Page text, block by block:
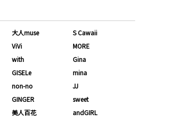
大人muse
S Cawaii
ViVi
MORE
with
Gina
GISELe
mina
non-no
JJ
GINGER
sweet
美人百花
andGIRL